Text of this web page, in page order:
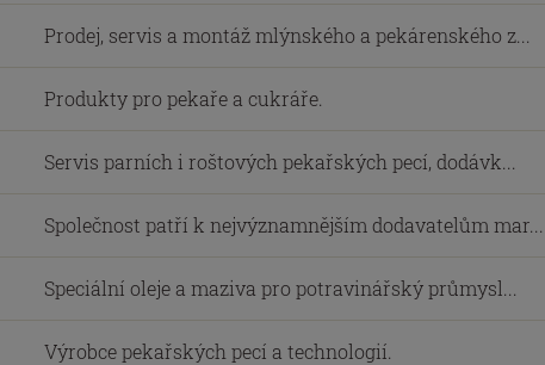
Prodej, servis a montáž mlýnského a pekárenského z...
Produkty pro pekaře a cukráře.
Servis parních i roštových pekařských pecí, dodávk...
Společnost patří k nejvýznamnějším dodavatelům mar...
Speciální oleje a maziva pro potravinářský průmysl...
Výrobce pekařských pecí a technologií.